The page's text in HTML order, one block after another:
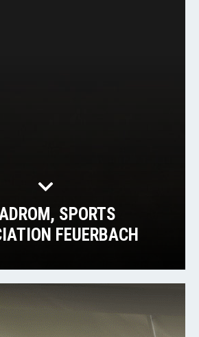
SPORTS
FEUERBACH